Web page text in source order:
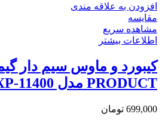
افزودن به علاقه مندی
مقایسه
مشاهده سریع
اطلاعات بیشتر
PRODUCT مدل XP-11400
699,000 تومان